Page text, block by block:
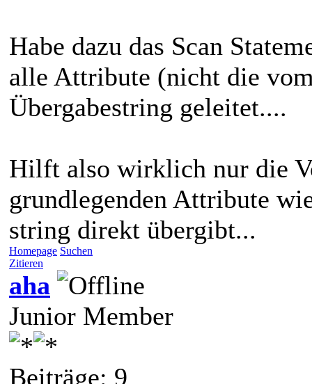
Habe dazu das Scan
alle Attribute (nicht die
Übergabestring geleitet....
Hilft also wirklich nur die
grundlegenden Attribute
string direkt übergibt...
Homepage Suchen
Zitieren
aha
Junior Member
Beiträge: 9